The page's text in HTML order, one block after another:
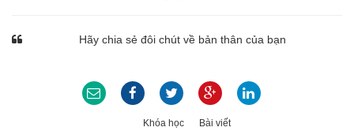
Hãy chia sẻ đôi chút về bản thân của bạn
Khóa học Bài viết